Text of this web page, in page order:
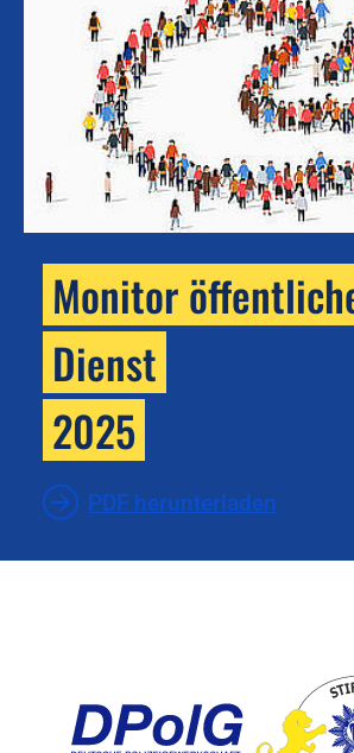
Monitor
Dienst
2025
PDF herunterladen